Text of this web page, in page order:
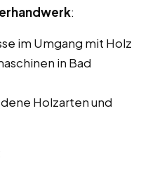
:
im Umgang mit Holz
in Bad
Holzarten und